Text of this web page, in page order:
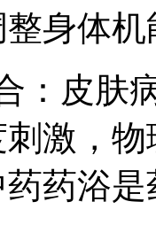
身体
：皮肤
激，
药浴